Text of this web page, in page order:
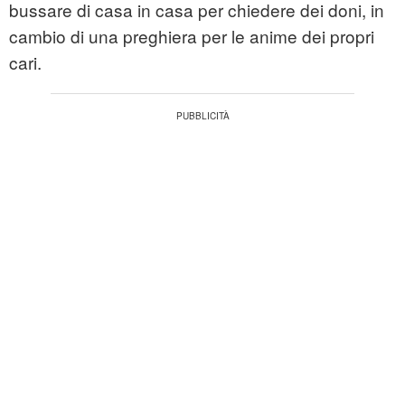
bussare di casa in casa per chiedere dei doni, in
cambio di una preghiera per le anime dei propri
cari.